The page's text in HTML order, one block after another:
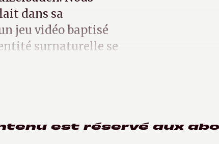
dans sa
jeu vidéo baptisé
surnaturelle se
est réservé aux